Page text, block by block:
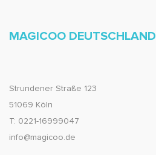
MAGICOO DEUTSCHLAND
Strundener Straße 123
51069 Köln
T: 0221-16999047
info@magicoo.de